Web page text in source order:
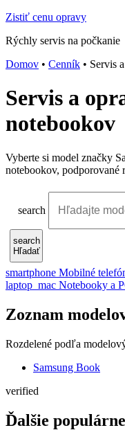
Zistiť cenu opravy
Rýchly servis na počkanie
Domov • Cenník • Servis
Servis a
notebookov
Vyberte si model značky
notebookov, podporované
search
search
Hľadať
smartphone Mobilné
laptop_mac Notebooky a
Zoznam
Rozdelené podľa
Samsung Book
verified
Ďalšie